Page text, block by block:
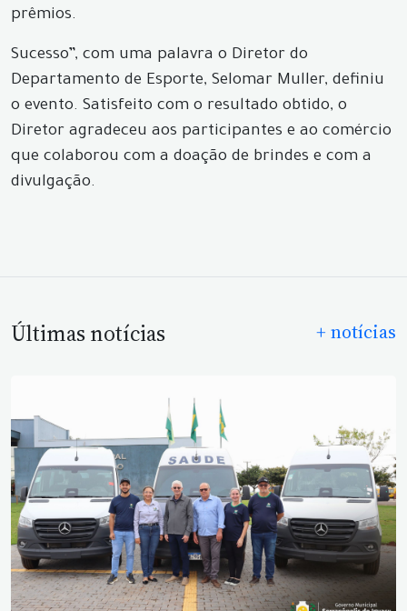
prêmios.
Sucesso”, com uma palavra o Diretor do
Departamento de Esporte, Selomar Muller, definiu
o evento. Satisfeito com o resultado obtido, o
Diretor agradeceu aos participantes e ao comércio
que colaborou com a doação de brindes e com a
divulgação.
Últimas notícias + notícias